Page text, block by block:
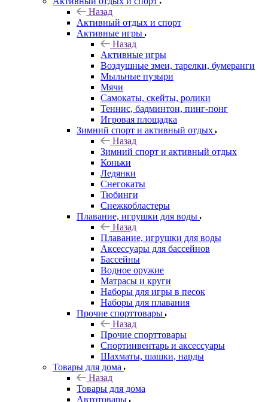
Назад
Активный отдых и спорт
Активные игры
Назад
Активные игры
Воздушные змеи, тарелки, бумеранги
Мыльные пузыри
Мячи
Самокаты, скейты, ролики
Теннис, бадминтон, пинг-понг
Игровая площадка
Зимний спорт и активный отдых
Назад
Зимний спорт и активный отдых
Коньки
Ледянки
Снегокаты
Тюбинги
Снежкобластеры
Плавание, игрушки для воды
Назад
Плавание, игрушки для воды
Аксессуары для бассейнов
Бассейны
Водное оружие
Матрасы и круги
Наборы для игры в песок
Наборы для плавания
Прочие спорттовары
Назад
Прочие спорттовары
Спортинвентарь и аксессуары
Шахматы, шашки, нарды
Товары для дома
Назад
Товары для дома
Автотовары